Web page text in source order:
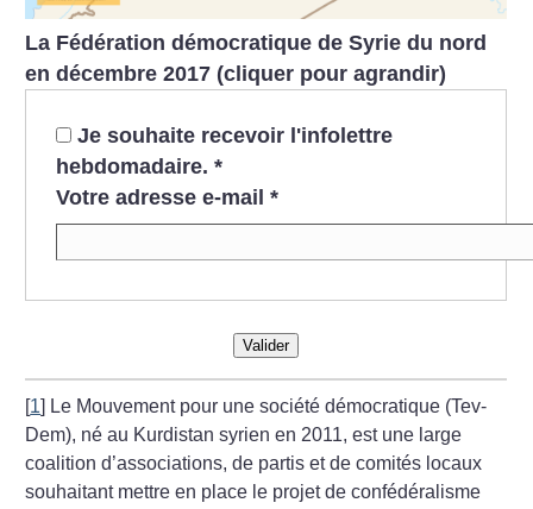
La Fédération démocratique de Syrie du nord
en décembre 2017 (cliquer pour agrandir)
Je souhaite recevoir l'infolettre
hebdomadaire. *
Votre adresse e-mail *
Valider
[1] Le Mouvement pour une société démocratique (Tev-
Dem), né au Kurdistan syrien en 2011, est une large
coalition d’associations, de partis et de comités locaux
souhaitant mettre en place le projet de confédéralisme